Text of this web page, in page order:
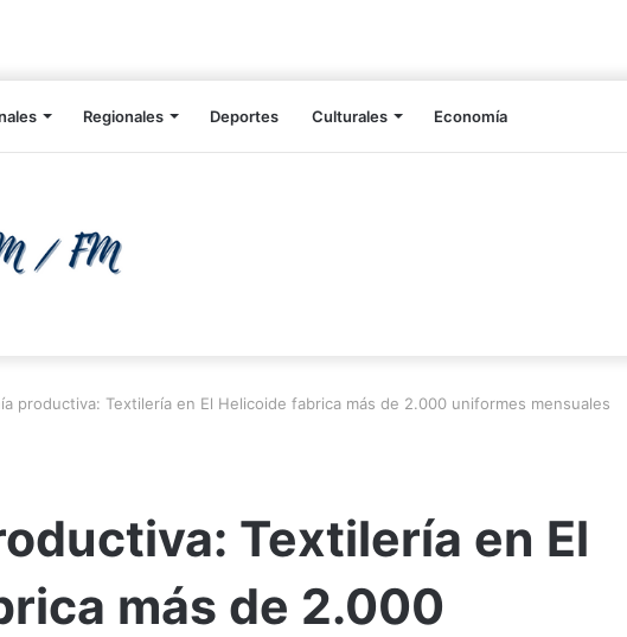
Regionales Deportes Culturales Economía
productiva: Textilería en El Helicoide fabrica más de 2.000 uniformes mensuales
Textilería en El
más de 2.000